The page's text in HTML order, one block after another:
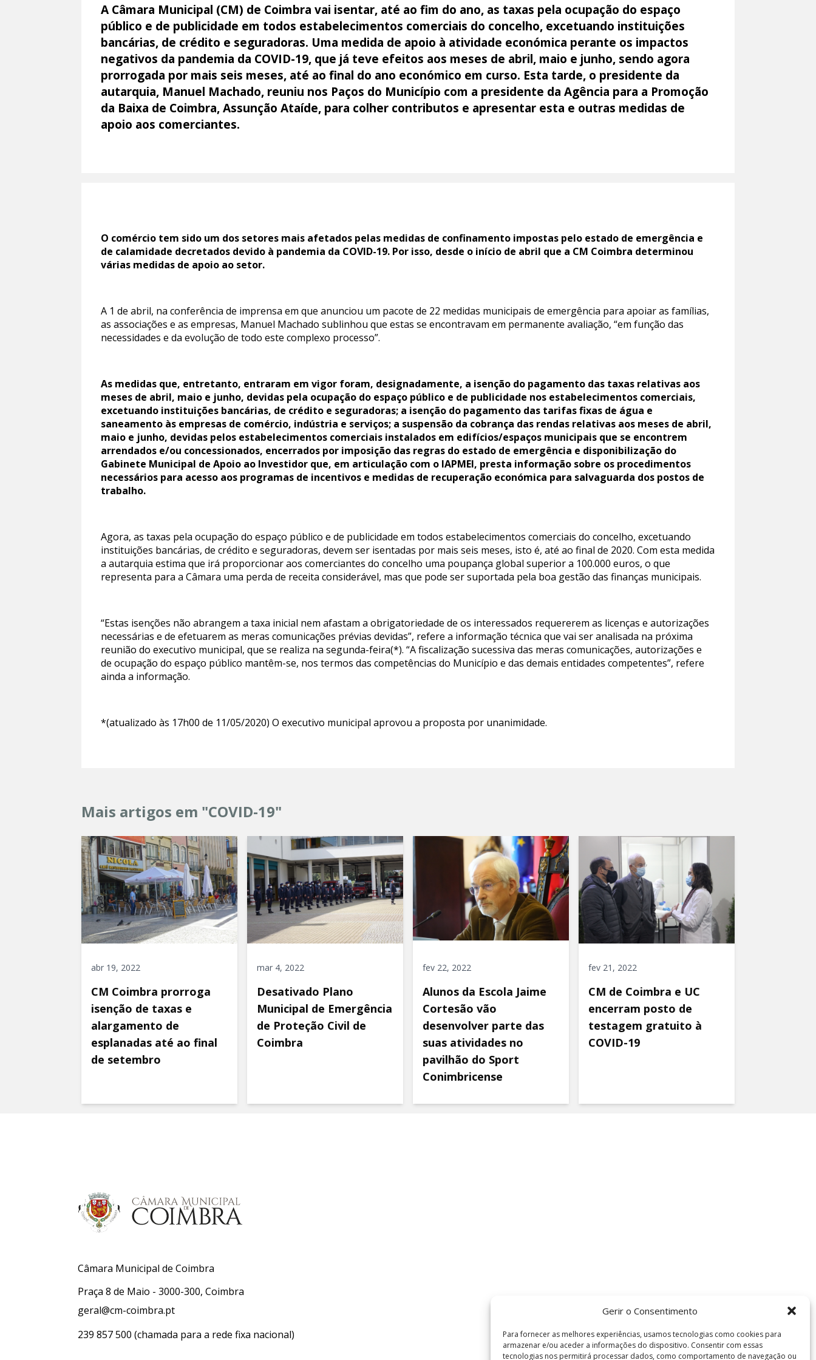
Gerir o Consentimento
Para fornecer as melhores experiências, usamos tecnologias como cookies para
armazenar e/ou aceder a informações do dispositivo. Consentir com essas
tecnologias nos permitirá processar dados, como comportamento de navegação ou
A Câmara Municipal (CM) de Coimbra vai isentar, até ao fim do ano, as taxas pela ocupação do espaço
público e de publicidade em todos estabelecimentos comerciais do concelho, excetuando instituições
bancárias, de crédito e seguradoras. Uma medida de apoio à atividade económica perante os impactos
negativos da pandemia da COVID-19, que já teve efeitos aos meses de abril, maio e junho, sendo agora
prorrogada por mais seis meses, até ao final do ano económico em curso. Esta tarde, o presidente da
autarquia, Manuel Machado, reuniu nos Paços do Município com a presidente da Agência para a Promoção
da Baixa de Coimbra, Assunção Ataíde, para colher contributos e apresentar esta e outras medidas de
apoio aos comerciantes.
O comércio tem sido um dos setores mais afetados pelas medidas de confinamento impostas pelo estado de emergência e
de calamidade decretados devido à pandemia da COVID-19. Por isso, desde o início de abril que a CM Coimbra determinou
várias medidas de apoio ao setor.
A 1 de abril, na conferência de imprensa em que anunciou um pacote de 22 medidas municipais de emergência para apoiar as famílias,
as associações e as empresas, Manuel Machado sublinhou que estas se encontravam em permanente avaliação, “em função das
necessidades e da evolução de todo este complexo processo”.
As medidas que, entretanto, entraram em vigor foram, designadamente, a isenção do pagamento das taxas relativas aos
meses de abril, maio e junho, devidas pela ocupação do espaço público e de publicidade nos estabelecimentos comerciais,
excetuando instituições bancárias, de crédito e seguradoras; a isenção do pagamento das tarifas fixas de água e
saneamento às empresas de comércio, indústria e serviços; a suspensão da cobrança das rendas relativas aos meses de abril,
maio e junho, devidas pelos estabelecimentos comerciais instalados em edifícios/espaços municipais que se encontrem
arrendados e/ou concessionados, encerrados por imposição das regras do estado de emergência e disponibilização do
Gabinete Municipal de Apoio ao Investidor que, em articulação com o IAPMEI, presta informação sobre os procedimentos
necessários para acesso aos programas de incentivos e medidas de recuperação económica para salvaguarda dos postos de
trabalho.
Agora, as taxas pela ocupação do espaço público e de publicidade em todos estabelecimentos comerciais do concelho, excetuando
instituições bancárias, de crédito e seguradoras, devem ser isentadas por mais seis meses, isto é, até ao final de 2020. Com esta medida
a autarquia estima que irá proporcionar aos comerciantes do concelho uma poupança global superior a 100.000 euros, o que
representa para a Câmara uma perda de receita considerável, mas que pode ser suportada pela boa gestão das finanças municipais.
“Estas isenções não abrangem a taxa inicial nem afastam a obrigatoriedade de os interessados requererem as licenças e autorizações
necessárias e de efetuarem as meras comunicações prévias devidas”, refere a informação técnica que vai ser analisada na próxima
reunião do executivo municipal, que se realiza na segunda-feira(*). “A fiscalização sucessiva das meras comunicações, autorizações e
de ocupação do espaço público mantêm-se, nos termos das competências do Município e das demais entidades competentes”, refere
ainda a informação.
*(atualizado às 17h00 de 11/05/2020) O executivo municipal aprovou a proposta por unanimidade.
Mais artigos em "COVID-19"
abr 19, 2022
CM Coimbra prorroga
isenção de taxas e
alargamento de
esplanadas até ao final
de setembro
mar 4, 2022
Desativado Plano
Municipal de Emergência
de Proteção Civil de
Coimbra
fev 22, 2022
Alunos da Escola Jaime
Cortesão vão
desenvolver parte das
suas atividades no
pavilhão do Sport
Conimbricense
fev 21, 2022
CM de Coimbra e UC
encerram posto de
testagem gratuito à
COVID-19
Câmara Municipal de Coimbra
Praça 8 de Maio - 3000-300, Coimbra
geral@cm-coimbra.pt
239 857 500 (chamada para a rede fixa nacional)